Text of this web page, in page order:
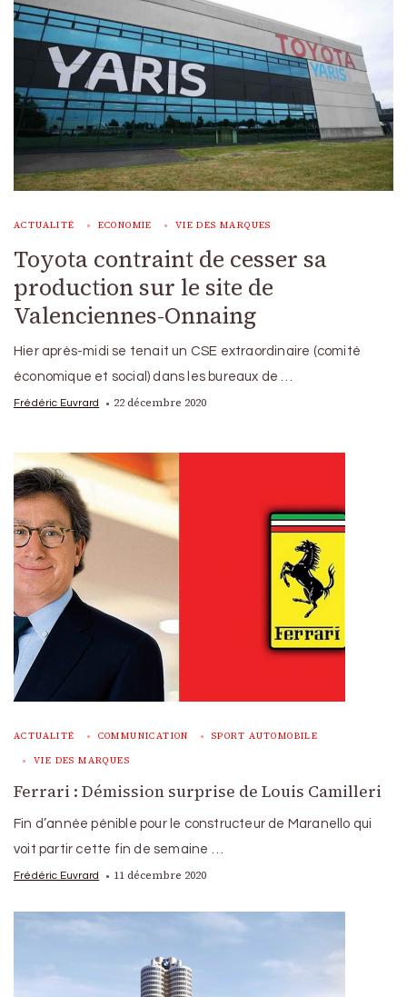
ACTUALITÉ ECONOMIE VIE DES MARQUES
Toyota contraint de cesser sa
production sur le site de
Valenciennes-Onnaing
Hier après-midi se tenait un CSE extraordinaire (comité
économique et social) dans les bureaux de …
Frédéric Euvrard 22 décembre 2020
ACTUALITÉ COMMUNICATION SPORT AUTOMOBILE
VIE DES MARQUES
Ferrari : Démission surprise de Louis Camilleri
Fin d’année pénible pour le constructeur de Maranello qui
voit partir cette fin de semaine …
Frédéric Euvrard 11 décembre 2020